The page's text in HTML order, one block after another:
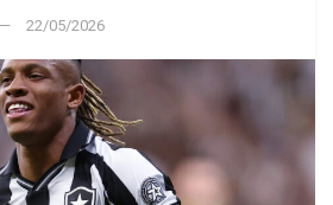
22/05/2026